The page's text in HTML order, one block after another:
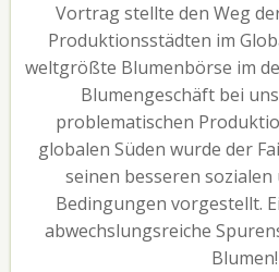
Vortrag stellte den Weg
Produktionsstädten im
weltgrößte Blumenbörse im
Blumengeschäft bei
problematischen
globalen Süden wurde der
seinen besseren
Bedingungen vorgestellt.
abwechslungsreiche
Blumen!